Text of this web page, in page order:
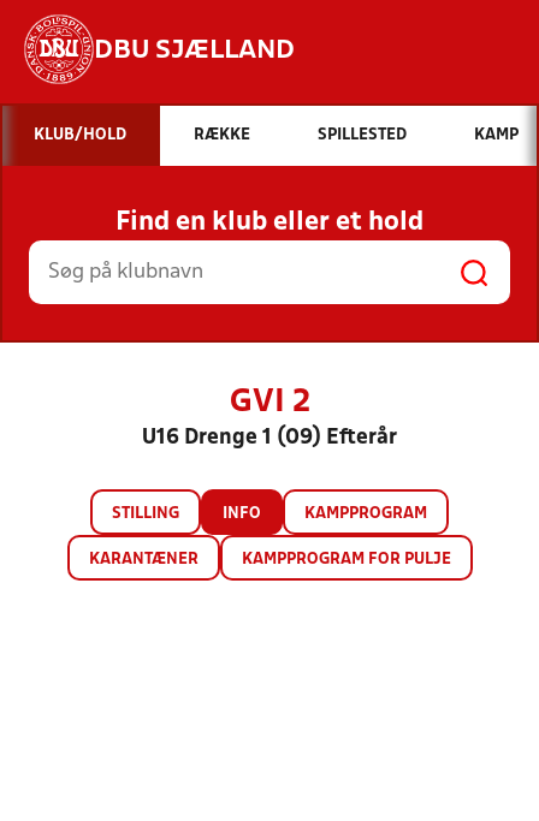
DBU SJÆLLAND
Hvad vil du søge efter?
INDHOLD OG NYHEDER
STILLINGER, RESULTATER, KLUBBER OG
HOLD
KLUB/HOLD RÆKKE SPILLESTED KAMP
Find en klub eller et hold
GVI 2
U16 Drenge 1 (09) Efterår
STILLING INFO KAMPPROGRAM
KARANTÆNER KAMPPROGRAM FOR PULJE